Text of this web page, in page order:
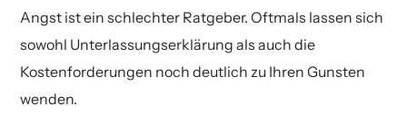
Angst ist ein schlechter Ratgeber. Oftmals lassen sich
sowohl Unterlassungserklärung als auch die
Kostenforderungen noch deutlich zu Ihren Gunsten
wenden.